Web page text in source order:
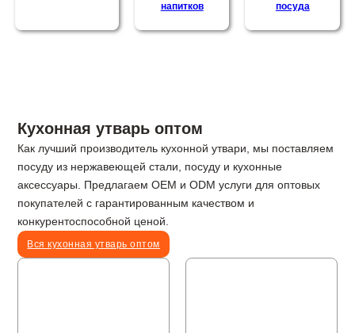
напитков
посуда
Кухонная утварь оптом
Как лучший производитель кухонной утвари, мы поставляем
посуду из нержавеющей стали, посуду и кухонные
аксессуары. Предлагаем OEM и ODM услуги для оптовых
покупателей с гарантированным качеством и
конкурентоспособной ценой.
Вся кухонная утварь оптом